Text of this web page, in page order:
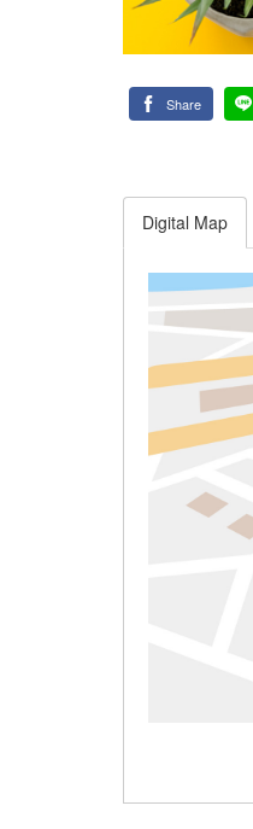
Share
Digital Map